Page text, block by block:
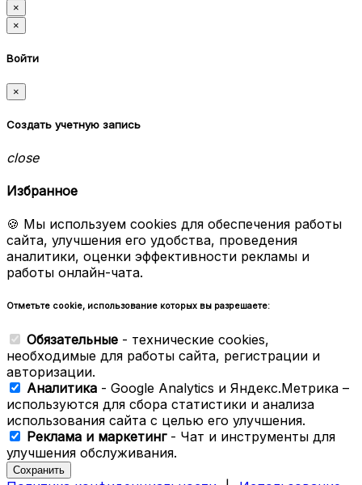
×
×
Войти
×
Создать учетную запись
close
Избранное
🍪 Мы используем cookies для обеспечения работы
сайта, улучшения его удобства, проведения
аналитики, оценки эффективности рекламы и
работы онлайн-чата.
Отметьте cookie, использование которых вы разрешаете:
Обязательные - технические cookies,
необходимые для работы сайта, регистрации и
авторизации.
Аналитика - Google Analytics и Яндекс.Метрика –
используются для сбора статистики и анализа
использования сайта с целью его улучшения.
Реклама и маркетинг- Чат и инструменты для
улучшения обслуживания.
Сохранить